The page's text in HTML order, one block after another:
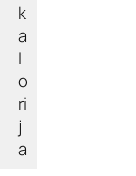
k
a
l
o
ri
j
a